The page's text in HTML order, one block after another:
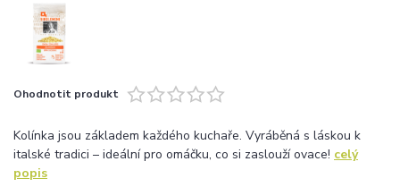
Ohodnotit produkt
Kolínka jsou základem každého kuchaře. Vyráběná s láskou k
italské tradici – ideální pro omáčku, co si zaslouží ovace! celý
popis